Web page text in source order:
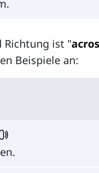
Richtung ist "
Beispiele an: